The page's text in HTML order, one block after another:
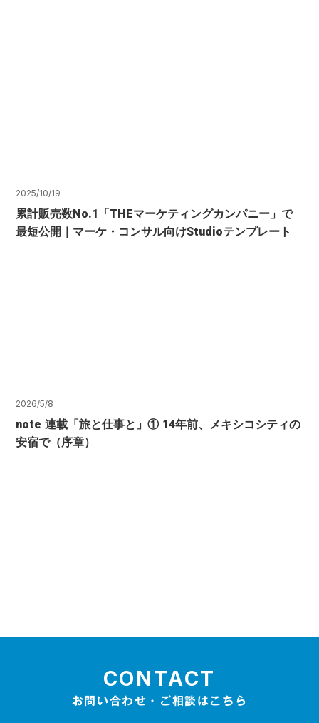
2025/10/19
累計販売数No.1「THEマーケティングカンパニー」で
最短公開｜マーケ・コンサル向けStudioテンプレート
2026/5/8
note 連載「旅と仕事と」① 14年前、メキシコシティの
安宿で（序章）
CONTACT
お問い合わせ・ご相談はこちら